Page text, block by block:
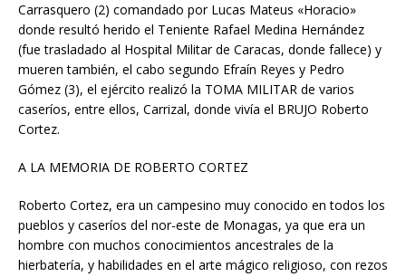
Carrasquero (2) comandado por Lucas Mateus «Horacio»
donde resultó herido el Teniente Rafael Medina Hernández
(fue trasladado al Hospital Militar de Caracas, donde fallece) y
mueren también, el cabo segundo Efraín Reyes y Pedro
Gómez (3), el ejército realizó la TOMA MILITAR de varios
caseríos, entre ellos, Carrizal, donde vivía el BRUJO Roberto
Cortez.
A LA MEMORIA DE ROBERTO CORTEZ
Roberto Cortez, era un campesino muy conocido en todos los
pueblos y caseríos del nor-este de Monagas, ya que era un
hombre con muchos conocimientos ancestrales de la
hierbatería, y habilidades en el arte mágico religioso, con rezos